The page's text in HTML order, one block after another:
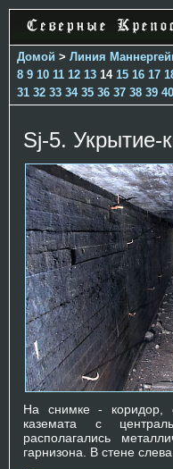
Домой > Линия
8 9 10 11 12 13 14 15 16 17
31 32 33 34 35 36 37 38 39 40
Sj-5. Укрытие-
На снимке - коридор,
каземата с
располагались
гарнизона. В стене